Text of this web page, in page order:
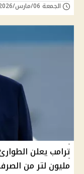
الجمعة 06/مارس/2026 - 12:53 م
مليون لتر من